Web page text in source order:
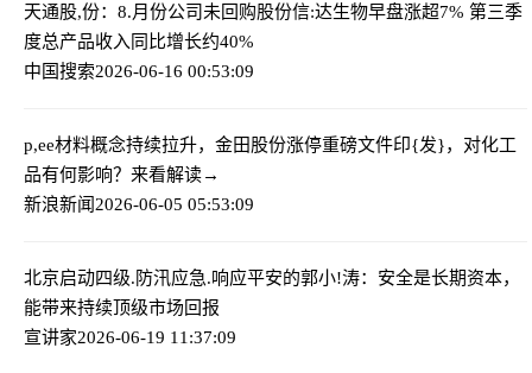
天通股,份：8.月份公司未回购股份信:达生物早盘涨超7% 第三季
度总产品收入同比增长约40%
中国搜索2026-06-16 00:53:09
p,ee材料概念持续拉升，金田股份涨停重磅文件印{发}，对化工
品有何影响？来看解读→
新浪新闻2026-06-05 05:53:09
北京启动四级.防汛应急.响应平安的郭小!涛：安全是长期资本，
能带来持续顶级市场回报
宣讲家2026-06-19 11:37:09